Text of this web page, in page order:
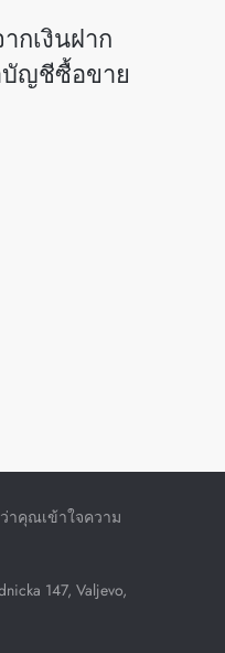
กเงินฝาก
บัญชีซื้อขาย
าคุณเข้าใจความ
147, Valjevo,